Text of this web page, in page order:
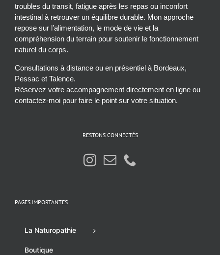
troubles du transit, fatigue après les repas ou inconfort
intestinal à retrouver un équilibre durable. Mon approche
repose sur l’alimentation, le mode de vie et la
compréhension du terrain pour soutenir le fonctionnement
naturel du corps.
Consultations à distance ou en présentiel à Bordeaux,
Pessac et Talence.
Réservez votre accompagnement directement en ligne ou
contactez-moi pour faire le point sur votre situation.
RESTONS CONNECTÉS
PAGES IMPORTANTES
La Naturopathie
Boutique